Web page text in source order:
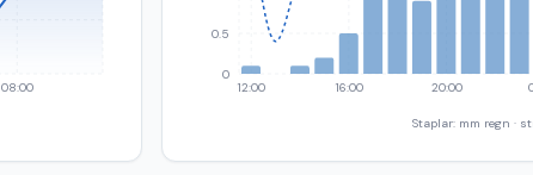
08:00 12:00 16:00 20:00
0
0.5
Staplar: mm regn ·